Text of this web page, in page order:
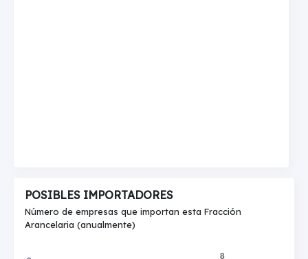
POSIBLES IMPORTADORES
Número de empresas que importan esta Fracción
Arancelaria (anualmente)